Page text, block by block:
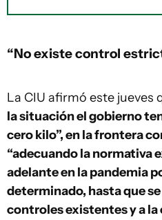
“No existe control
La CIU afirmó este jueves
la situación el gobierno
cero kilo”, en la frontera
“adecuando la normativa
adelante en la pandemia
determinado, hasta que
controles existentes y a la